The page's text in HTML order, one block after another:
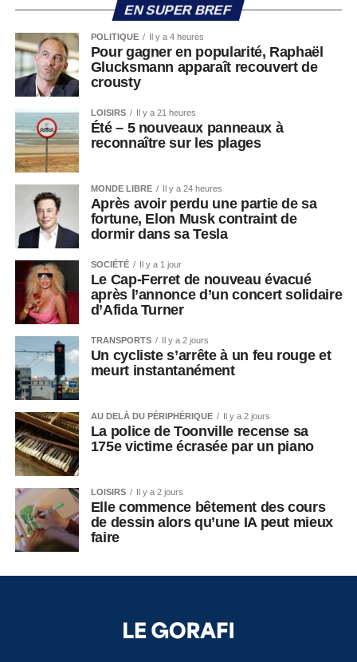
EN SUPER BREF
POLITIQUE Il y a 4 heures
Pour gagner en popularité, Raphaël
Glucksmann apparaît recouvert de
crousty
LOISIRS Il y a 21 heures
Été – 5 nouveaux panneaux à
reconnaître sur les plages
MONDE LIBRE Il y a 24 heures
Après avoir perdu une partie de sa
fortune, Elon Musk contraint de
dormir dans sa Tesla
SOCIÉTÉ Il y a 1 jour
Le Cap-Ferret de nouveau évacué
après l’annonce d’un concert solidaire
d’Afida Turner
TRANSPORTS Il y a 2 jours
Un cycliste s’arrête à un feu rouge et
meurt instantanément
AU DELÀ DU PÉRIPHÉRIQUE Il y a 2 jours
La police de Toonville recense sa
175e victime écrasée par un piano
LOISIRS Il y a 2 jours
Elle commence bêtement des cours
de dessin alors qu’une IA peut mieux
faire